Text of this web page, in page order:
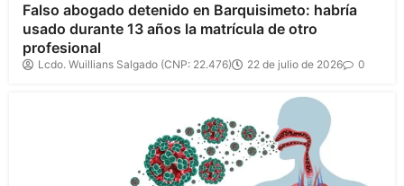
Falso abogado detenido en Barquisimeto: habría
usado durante 13 años la matrícula de otro
profesional
Lcdo. Wuillians Salgado (CNP: 22.476) 22 de julio de 2026 0